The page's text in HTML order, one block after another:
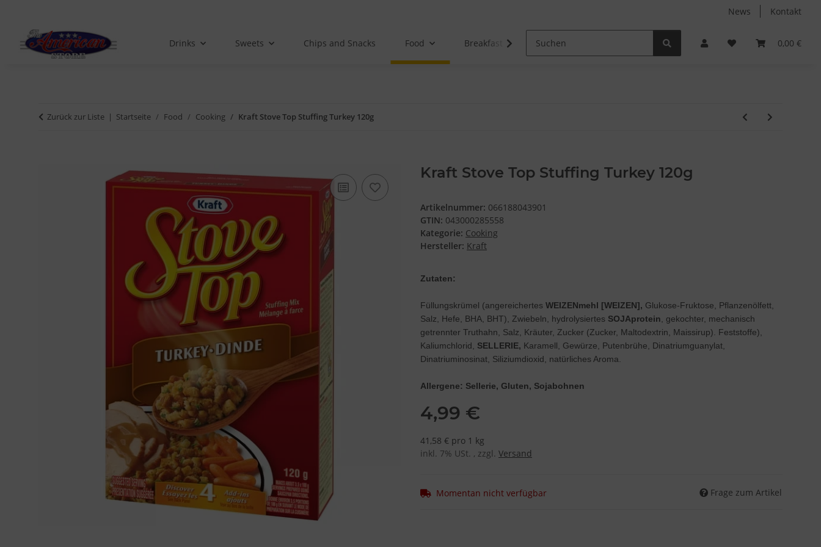
News Kontakt
0,00 €
Drinks Sweets Chips and Snacks Food Breakfast Non-Food
Zurück zur Liste Startseite Food Cooking Kraft Stove Top Stuffing Turkey 120g
Kraft Stove Top Stuffing Turkey 120g
Artikelnummer: 066188043901
GTIN: 043000285558
Kategorie: Cooking
Hersteller: Kraft
Zutaten:
Füllungskrümel (angereichertes WEIZENmehl [WEIZEN], Glukose-Fruktose, Pflanzenölfett,
Salz, Hefe, BHA, BHT), Zwiebeln, hydrolysiertes SOJAprotein, gekochter, mechanisch
getrennter Truthahn, Salz, Kräuter, Zucker (Zucker, Maltodextrin, Maissirup). Feststoffe),
Kaliumchlorid, SELLERIE, Karamell, Gewürze, Putenbrühe, Dinatriumguanylat,
Dinatriuminosinat, Siliziumdioxid, natürliches Aroma.
Allergene: Sellerie, Gluten, Sojabohnen
4,99 €
41,58 € pro 1 kg
inkl. 7% USt. , zzgl. Versand
Momentan nicht verfügbar Frage zum Artikel